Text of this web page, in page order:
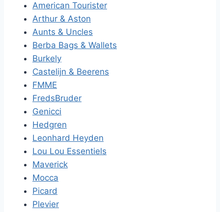
American Tourister
Arthur & Aston
Aunts & Uncles
Berba Bags & Wallets
Burkely
Castelijn & Beerens
FMME
FredsBruder
Genicci
Hedgren
Leonhard Heyden
Lou Lou Essentiels
Maverick
Mocca
Picard
Plevier